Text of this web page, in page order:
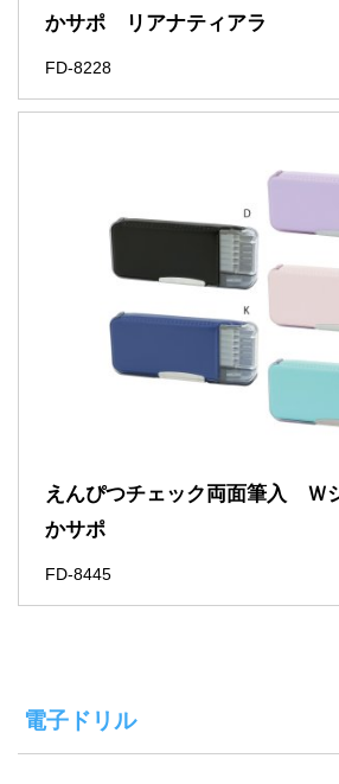
かサポ リアナティアラ
FD-8228
えんぴつチェック両面筆入 Ｗ
かサポ
FD-8445
電子ドリル